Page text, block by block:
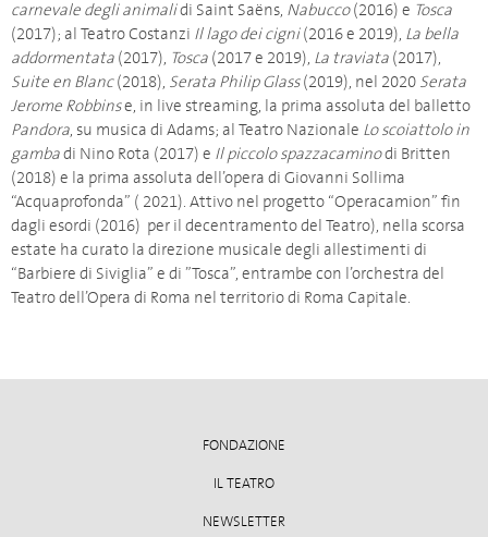
carnevale degli animalidi Saint Saëns, Nabucco(2016) e Tosca
(2017); al Teatro Costanzi Il lago dei cigni(2016 e 2019), La bella
addormentata (2017), Tosca (2017 e 2019), La traviata (2017),
Suite en Blanc(2018), Serata Philip Glass(2019), nel 2020 Serata
Jerome Robbinse, in live streaming, la prima assoluta del balletto
Pandora, su musica di Adams; al Teatro Nazionale Lo scoiattolo in
gambadi Nino Rota (2017) e Il piccolo spazzacaminodi Britten
(2018) e la prima assoluta dell’opera di Giovanni Sollima
“Acquaprofonda” ( 2021). Attivo nel progetto “Operacamion” fin
dagli esordi (2016) per il decentramento del Teatro), nella scorsa
estate ha curato la direzione musicale degli allestimenti di
“Barbiere di Siviglia” e di ”Tosca”, entrambe con l’orchestra del
Teatro dell’Opera di Roma nel territorio di Roma Capitale.
FONDAZIONE
IL TEATRO
NEWSLETTER